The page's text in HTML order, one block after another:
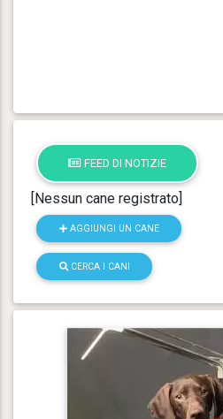
FEED DI NOTIZIE
[Nessun cane registrato]
AGGIUNGI UN CANE
CERCA I CANI